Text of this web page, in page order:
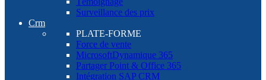
Surveillance des prix
Crm
PLATE-FORME
Force de vente
MicrosoftDynamique 365
Partager Point & Office 365
Intégration SAP CRM